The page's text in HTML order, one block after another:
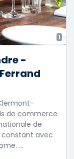
1
-
de commerce
de
avec
…